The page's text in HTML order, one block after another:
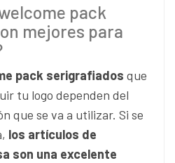
pack
mejores para
pack serigrafiados que
tu logo dependen del
que se va a utilizar. Si se
los artículos de
son una excelente